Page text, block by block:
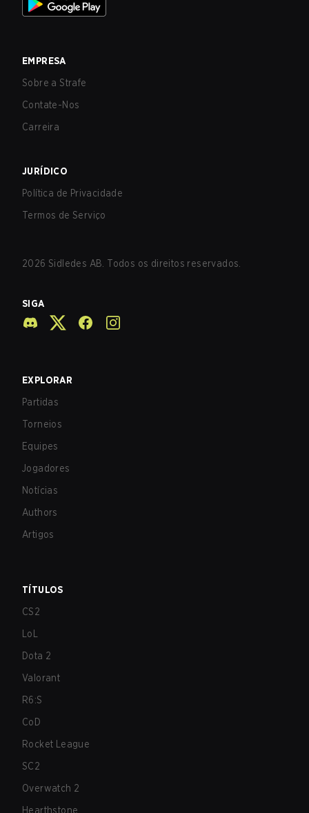
EMPRESA
Sobre a Strafe
Contate-Nos
Carreira
JURÍDICO
Política de Privacidade
Termos de Serviço
2026 Sidledes AB. Todos os direitos reservados.
SIGA
EXPLORAR
Partidas
Torneios
Equipes
Jogadores
Notícias
Authors
Artigos
TÍTULOS
CS2
LoL
Dota 2
Valorant
R6:S
CoD
Rocket League
SC2
Overwatch 2
Hearthstone